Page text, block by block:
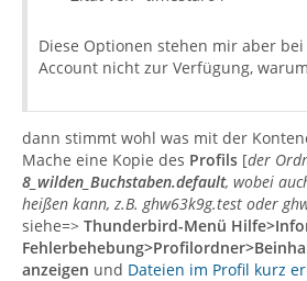
Diese Optionen stehen mir aber
Account nicht zur Verfügung,
dann stimmt wohl was mit der
Mache eine Kopie des Profils [der
8_wilden_Buchstaben.default, wobei
heißen kann, z.B. ghw63k9g.test oder
siehe=> Thunderbird-Menü
anzeigen und Dateien im Profil kurz